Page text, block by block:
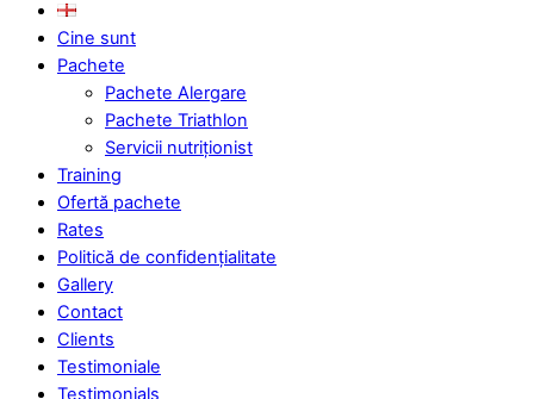
Cine sunt
Pachete
Pachete Alergare
Pachete Triathlon
Servicii nutriționist
Training
Ofertă pachete
Rates
Politică de confidențialitate
Gallery
Contact
Clients
Testimoniale
Testimonials